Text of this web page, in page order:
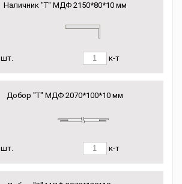
Наличник "Т" МДФ 2150*80*10 мм
шт. к-т
Добор "Т" МДФ 2070*100*10 мм
шт. к-т